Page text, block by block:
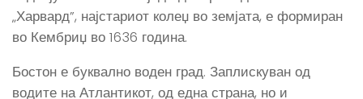
„Харвард”, најстариот колеџ во земјата, е формиран
во Кембриџ во 1636 година.
Бостон е буквално воден град. Заплискуван од
водите на Атлантикот, од една страна, но и